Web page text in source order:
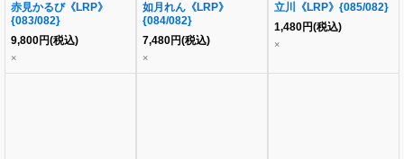
赤見かるび《LRP》
{083/082}
9,800円(税込)
×
如月れん《LRP》
{084/082}
7,480円(税込)
×
立川《LRP》{085/082}
1,480円(税込)
×